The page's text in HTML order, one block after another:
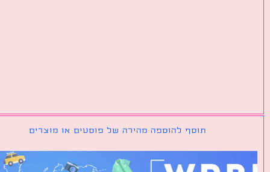
תוסף להוספה מהירה של פוסטים או מוצרים